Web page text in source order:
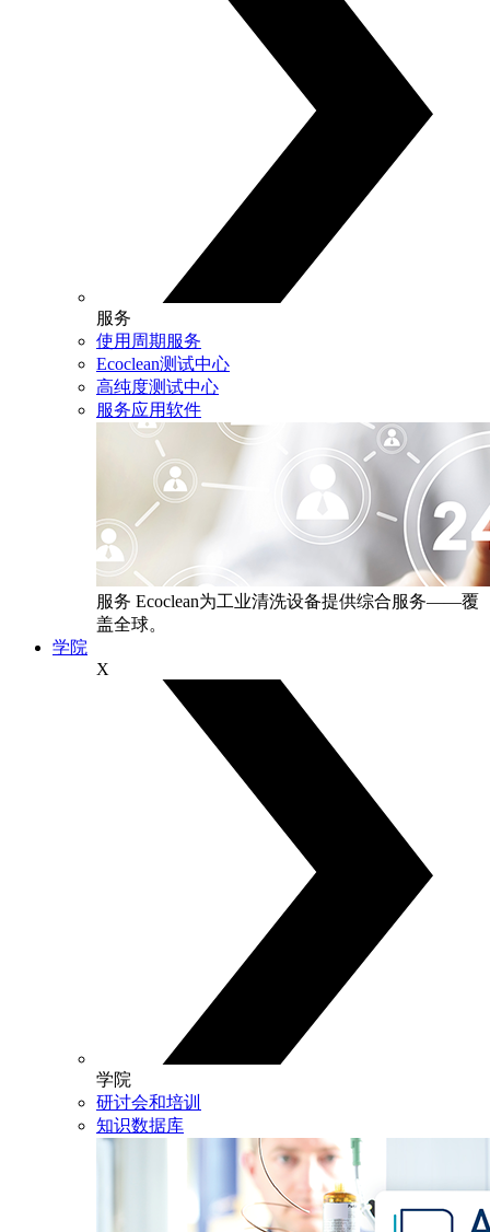
服务
使用周期服务
Ecoclean测试中心
高纯度测试中心
服务应用软件
服务 Ecoclean为工业清洗设备提供综合服务——覆
盖全球。
学院
X
学院
研讨会和培训
知识数据库